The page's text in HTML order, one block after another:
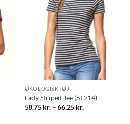
ØKOLOGISK TØJ
Lady Striped Tee (ST214)
58.75 kr. – 66.25 kr.Prisinterval: